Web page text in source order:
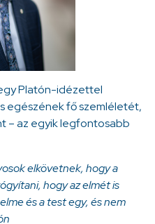
Platón-idézettel
egészének fő szemléletét,
– az egyik legfontosabb
elkövetnek, hogy a
hogy az elmét is
és a test egy, és nem